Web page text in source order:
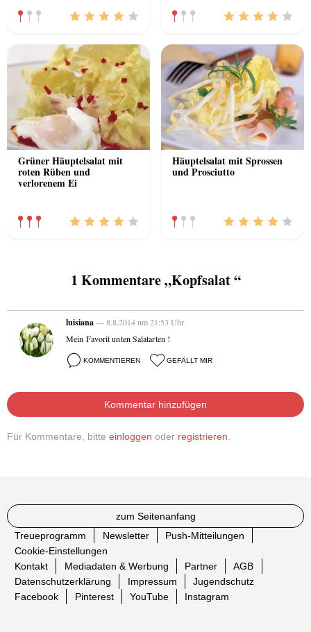
Grüner Häuptelsalat mit
roten Rüben und
verlorenem Ei
Häuptelsalat mit Sprossen
und Prosciutto
1 Kommentare „Kopfsalat “
luisiana— 8.8.2014 um 21:53 Uhr
Mein Favorit unten Salatarten !
KOMMENTIEREN GEFÄLLT MIR
Kommentar hinzufügen
Für Kommentare, bitte einloggen oder registrieren
zum Seitenanfang
Treueprogramm
Newsletter
Push-Mitteilungen
Cookie-Einstellungen
Kontakt
Mediadaten & Werbung Partner
AGB
Datenschutzerklärung
Impressum
Jugendschutz
Facebook
Pinterest YouTube Instagram